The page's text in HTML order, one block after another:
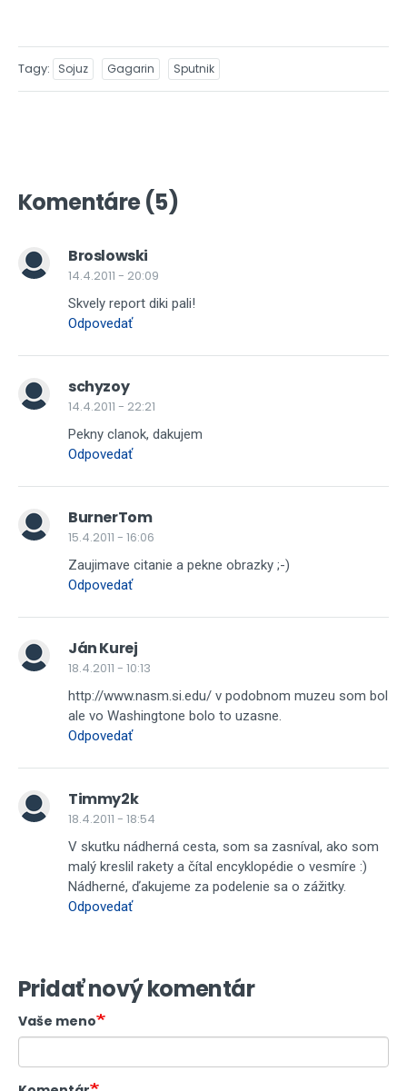
Tagy Sojuz Gagarin Sputnik
Komentáre (5)
Broslowski
14.4.2011 - 20:09
Skvely report diki pali!
Odpovedať
schyzoy
14.4.2011 - 22:21
Pekny clanok, dakujem
Odpovedať
BurnerTom
15.4.2011 - 16:06
Zaujimave citanie a pekne obrazky ;-)
Odpovedať
Ján Kurej
18.4.2011 - 10:13
http://www.nasm.si.edu/ v podobnom muzeu som bol
ale vo Washingtone bolo to uzasne.
Odpovedať
Timmy2k
18.4.2011 - 18:54
V skutku nádherná cesta, som sa zasníval, ako som
malý kreslil rakety a čítal encyklopédie o vesmíre :)
Nádherné, ďakujeme za podelenie sa o zážitky.
Odpovedať
Pridať nový komentár
Vaše meno